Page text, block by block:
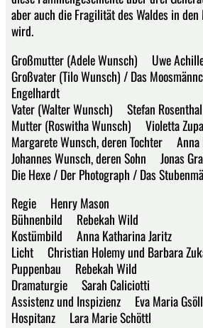
aber auch die Fragilität des Waldes in
wird.
Großmutter (Adele Wunsch) Uwe
Großvater (Tilo Wunsch) / Das
Engelhardt
Vater (Walter Wunsch) Stefan Rosenthal
Mutter (Roswitha Wunsch) Violetta
Margarete Wunsch, deren Tochter Anna
Johannes Wunsch, deren Sohn Jonas
Die Hexe / Der Photograph / Das
Regie Henry Mason
Bühnenbild Rebekah Wild
Kostümbild Anna Katharina Jaritz
Licht Christian Holemy und Barbara
Puppenbau Rebekah Wild
Dramaturgie Sarah Caliciotti
Assistenz und Inspizienz Eva Maria
Hospitanz Lara Marie Schöttl